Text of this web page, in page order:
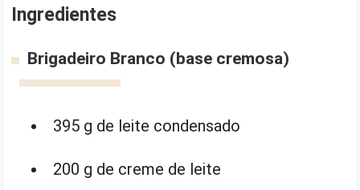
Ingredientes
Brigadeiro Branco (base cremosa)
395 g de leite condensado
200 g de creme de leite